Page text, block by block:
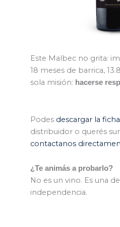
Este Malbec no grita:
18 meses de barrica,
sola misión: hacerse
Podes descargar la
distribuidor o querés
contactanos
¿Te animás a probarlo?
No es un vino. Es una
independencia.